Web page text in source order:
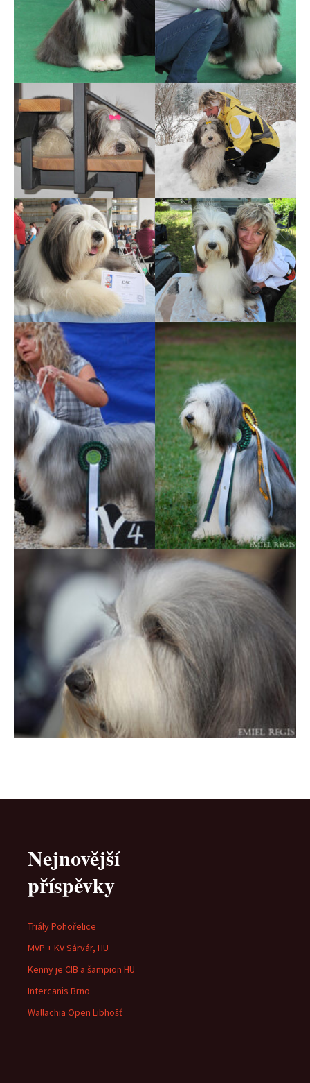
Nejnovější
příspěvky
Triály Pohořelice
MVP + KV Sárvár, HU
Kenny je CIB a šampion HU
Intercanis Brno
Wallachia Open Libhošť